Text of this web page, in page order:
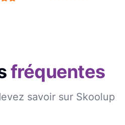
fréquentes
savoir sur Skoolup